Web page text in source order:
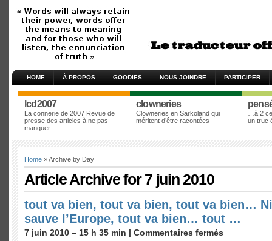
HOME À PROPOS GOODIES NOUS JOINDRE PARTICIPER
lcd2007
La connerie de 2007 Revue de
presse des articles à ne pas
manquer
clowneries
Clowneries en Sarkoland qui
méritent d’être racontées
…à 2
un truc
Home » Archive by Day
Article Archive for 7 juin 2010
tout va bien, tout va bien, tout va bien…
sauve l’Europe, tout va bien… tout …
7 juin 2010 – 15 h 35 min | Commentaires fermés